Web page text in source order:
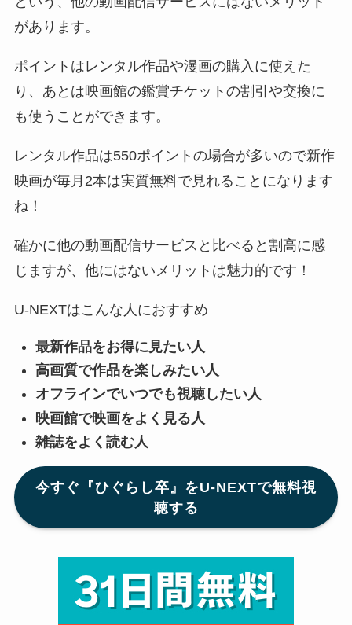
があります。
ポイントはレンタル作品や漫画の購入に使えた
り、あとは映画館の鑑賞チケットの割引や交換に
も使うことができます。
レンタル作品は550ポイントの場合が多いので新作
映画が毎月2本は実質無料で見れることになります
ね！
確かに他の動画配信サービスと比べると割高に感
じますが、他にはないメリットは魅力的です！
U-NEXTはこんな人におすすめ
最新作品をお得に見たい人
高画質で作品を楽しみたい人
オフラインでいつでも視聴したい人
映画館で映画をよく見る人
雑誌をよく読む人
今すぐ『ひぐらし卒』をU-NEXTで無料視
聴する